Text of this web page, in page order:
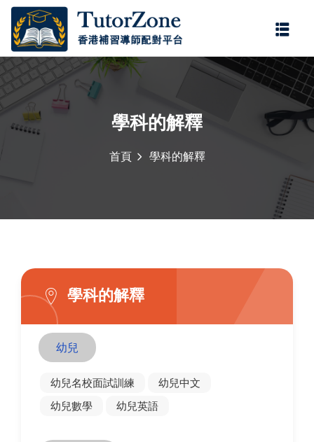
學科的解釋
首頁 學科的解釋
學科的解釋
幼兒
幼兒名校面試訓練
幼兒中文
幼兒數學
幼兒英語
登錄